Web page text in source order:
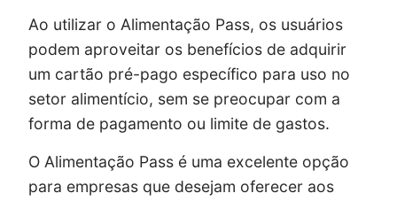
Ao utilizar o Alimentação Pass, os usuários
podem aproveitar os benefícios de adquirir
um cartão pré-pago específico para uso no
setor alimentício, sem se preocupar com a
forma de pagamento ou limite de gastos.
O Alimentação Pass é uma excelente opção
para empresas que desejam oferecer aos